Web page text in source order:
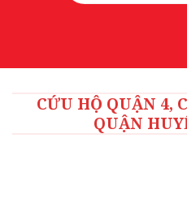
CỨU HỘ QUẬN 4,
QUẬN